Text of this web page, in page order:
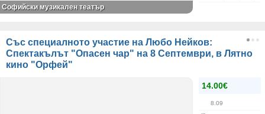
Софийски музикален театър
Със специалното участие на Любо Нейков:
Спектакълът "Опасен чар" на 8 Септември, в Лятно
кино "Орфей"
14.00€
8.09